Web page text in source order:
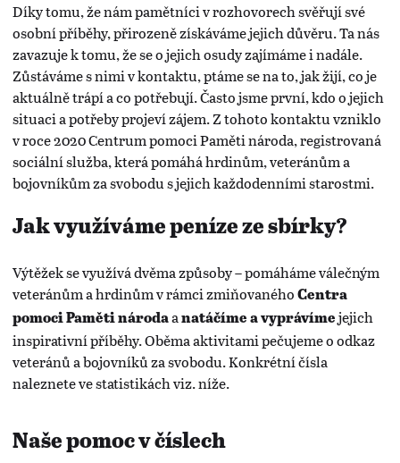
Díky tomu, že nám pamětníci v rozhovorech svěřují své
osobní příběhy, přirozeně získáváme jejich důvěru. Ta nás
zavazuje k tomu, že se o jejich osudy zajímáme i nadále.
Zůstáváme s nimi v kontaktu, ptáme se na to, jak žijí, co je
aktuálně trápí a co potřebují. Často jsme první, kdo o jejich
situaci a potřeby projeví zájem. Z tohoto kontaktu vzniklo
v roce 2020 Centrum pomoci Paměti národa, registrovaná
sociální služba, která pomáhá hrdinům, veteránům a
bojovníkům za svobodu s jejich každodenními starostmi.
Jak využíváme peníze ze sbírky?
Výtěžek se využívá dvěma způsoby – pomáháme válečným
veteránům a hrdinům v rámci zmiňovaného Centra
pomoci Paměti národaanatáčíme a vyprávíme jejich
inspirativní příběhy. Oběma aktivitami pečujeme o odkaz
veteránů a bojovníků za svobodu. Konkrétní čísla
naleznete ve statistikách viz. níže.
Naše pomoc v číslech